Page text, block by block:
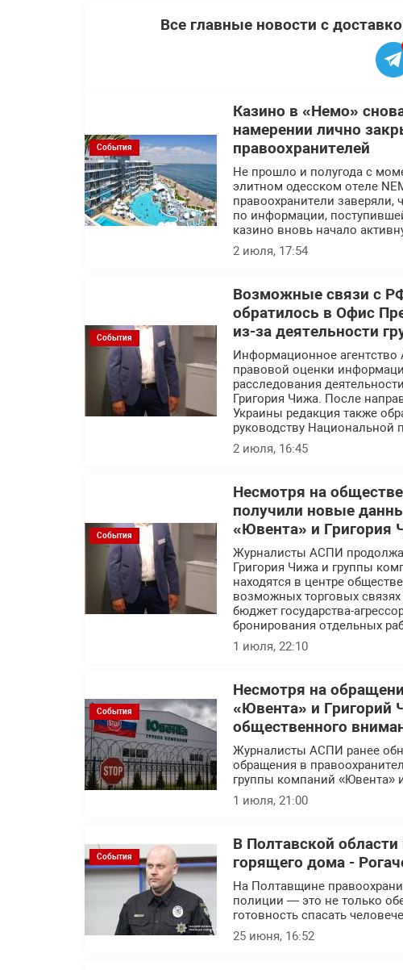
Все главные новости с
События
Казино в «Немо»
намерении лично
правоохранителей
Не прошло и полугода с
элитном одесском отеле
правоохранители заверяли,
по информации,
казино вновь начало
2 июля, 17:54
События
Возможные связи с
обратилось в Офис
из-за деятельности
Информационное
правовой оценки
расследования
Григория Чижа. После
Украины редакция также
руководству Национальной
2 июля, 16:45
События
Несмотря на
получили новые
«Ювента» и Григория
Журналисты АСПИ
Григория Чижа и группы
находятся в центре
возможных торговых
бюджет государства-
бронирования отдельных
1 июля, 22:10
События
Несмотря на
«Ювента» и Григорий
общественного
Журналисты АСПИ ранее
обращения в
группы компаний «Ювента»
1 июля, 21:00
События
В Полтавской
горящего дома -
На Полтавщине
полиции — это не только
готовность спасать
25 июня, 16:52